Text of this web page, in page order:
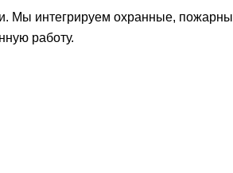
Мы интегрируем охранные,
работу.